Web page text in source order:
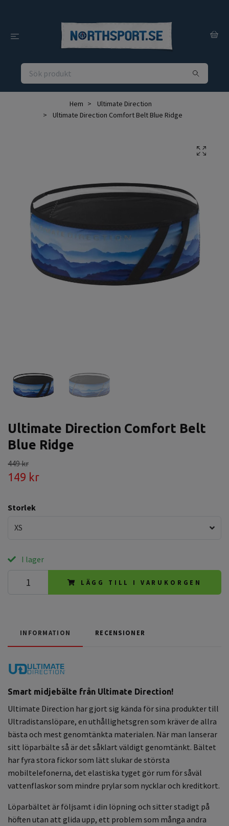
Hem
Ultimate Direction
Ultimate Direction Comfort Belt Blue Ridge
Ultimate Direction Comfort Belt
Blue Ridge
449 kr
149 kr
Storlek
XS
I lager
LÄGG TILL I VARUKORGEN
INFORMATION RECENSIONER
Smart midjebälte från Ultimate Direction!
Ultimate Direction har gjort sig kända för sina produkter till
Ultradistanslöpare, en uthållighetsgren som kräver de allra
bästa och mest genomtänkta materialen. När man lanserar
sitt löparbälte så är det såklart väldigt genomtänkt. Bältet
har fyra stora fickor som lätt slukar de största
mobiltelefonerna, det elastiska tyget gör rum för såväl
vattenflaskor som mindre prylar som nycklar och kreditkort.
Löparbältet är följsamt i din löpning och sitter stadigt på
höften utan att glida upp, ett problem som många andra